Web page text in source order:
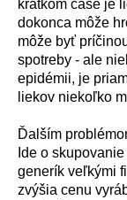
krátkom čase je
dokonca môže
môže byť prí
spotreby - ale
epidémii, je
liekov niekoľko
Ďalším probl é
Ide o
generík veľkými
zvýšia cenu vyrá